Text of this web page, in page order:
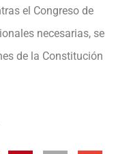
el Congreso de
necesarias, se
de la Constitución